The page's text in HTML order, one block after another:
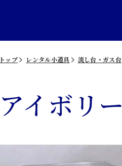
トップ レンタル小道具 流し台・ガス台
アイボリ